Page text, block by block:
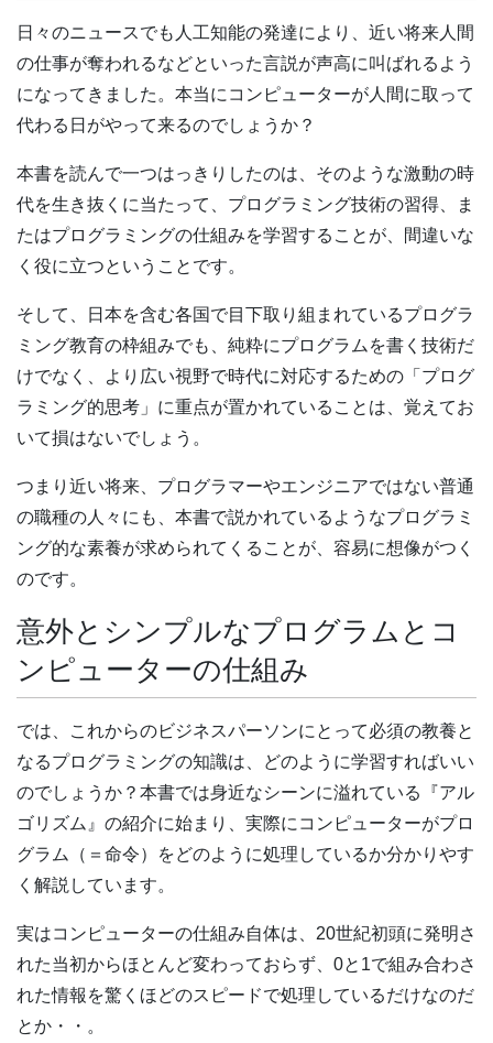
日々のニュースでも人工知能の発達により、近い将来人間
の仕事が奪われるなどといった言説が声高に叫ばれるよう
になってきました。本当にコンピューターが人間に取って
代わる日がやって来るのでしょうか？
本書を読んで一つはっきりしたのは、そのような激動の時
代を生き抜くに当たって、プログラミング技術の習得、ま
たはプログラミングの仕組みを学習することが、間違いな
く役に立つということです。
そして、日本を含む各国で目下取り組まれているプログラ
ミング教育の枠組みでも、純粋にプログラムを書く技術だ
けでなく、より広い視野で時代に対応するための「プログ
ラミング的思考」に重点が置かれていることは、覚えてお
いて損はないでしょう。
つまり近い将来、プログラマーやエンジニアではない普通
の職種の人々にも、本書で説かれているようなプログラミ
ング的な素養が求められてくることが、容易に想像がつく
のです。
意外とシンプルなプログラムとコ
ンピューターの仕組み
では、これからのビジネスパーソンにとって必須の教養と
なるプログラミングの知識は、どのように学習すればいい
のでしょうか？本書では身近なシーンに溢れている『アル
ゴリズム』の紹介に始まり、実際にコンピューターがプロ
グラム（＝命令）をどのように処理しているか分かりやす
く解説しています。
実はコンピューターの仕組み自体は、20世紀初頭に発明さ
れた当初からほとんど変わっておらず、0と1で組み合わさ
れた情報を驚くほどのスピードで処理しているだけなのだ
とか・・。